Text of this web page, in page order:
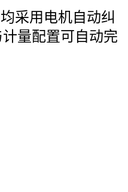
采用电机自动纠
量配置可自动完